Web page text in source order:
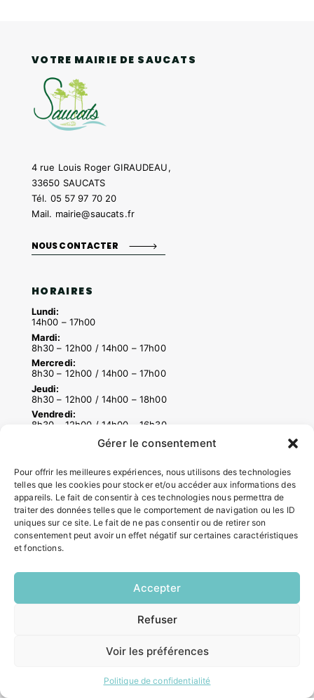
Gérer le consentement
Pour offrir les meilleures expériences, nous utilisons des technologies
telles que les cookies pour stocker et/ou accéder aux informations des
appareils. Le fait de consentir à ces technologies nous permettra de
traiter des données telles que le comportement de navigation ou les ID
uniques sur ce site. Le fait de ne pas consentir ou de retirer son
consentement peut avoir un effet négatif sur certaines caractéristiques
et fonctions.
Accepter
Refuser
Voir les préférences
Politique de confidentialité
VOTRE MAIRIE DE SAUCATS
4 rue Louis Roger GIRAUDEAU,
33650 SAUCATS
Tél. 05 57 97 70 20
Mail. mairie@saucats.fr
NOUS CONTACTER
HORAIRES
Lundi:
14h00 – 17h00
Mardi:
8h30 – 12h00 / 14h00 – 17h00
Mercredi:
8h30 – 12h00 / 14h00 – 17h00
Jeudi:
8h30 – 12h00 / 14h00 – 18h00
Vendredi:
8h30 – 12h00 / 14h00 – 16h30
ACCÉS RAPIDES
Contacter la mairie
Pôle santé
Le Saucatais
Formalités administratives
Restauration scolaire
INFORMATIONS LÉGALES
Politique de confidentialité